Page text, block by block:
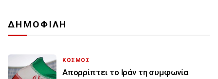
ΔΗΜΟΦΙΛΗ
ΚΟΣΜΟΣ
Απορρίπτει το Ιράν τη συμφωνία